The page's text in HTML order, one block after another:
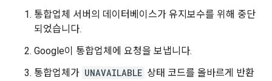
통합업체 서버의 데이터베이스가 유지보수를 위해 중단
되었습니다.
Google이 통합업체에 요청을 보냅니다.
통합업체가 UNAVAILABLE 상태 코드를 올바르게 반환